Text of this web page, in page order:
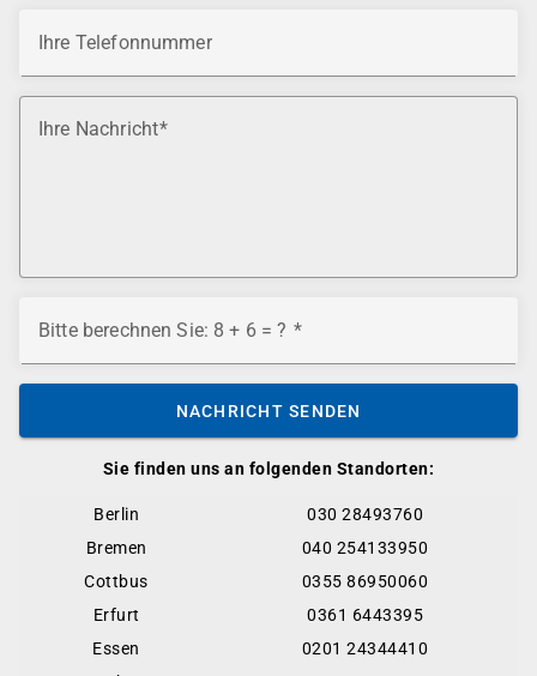
Sie finden uns an folgenden Standorten:
Berlin
030 28493760
Bremen
040 254133950
Cottbus
0355 86950060
Erfurt
0361 6443395
Essen
0201 24344410
Ihre Telefonnummer
Ihre Nachricht
Bitte berechnen Sie: 8 + 6 = ?
NACHRICHT SENDEN